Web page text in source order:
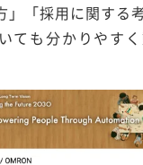
」「採用に関する
ても分かりやす